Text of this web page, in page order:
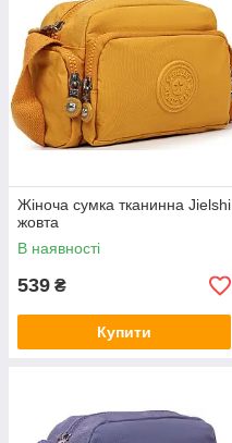
Жіноча сумка тканинна Jielshi
жовта
В наявності
539 ₴
Купити